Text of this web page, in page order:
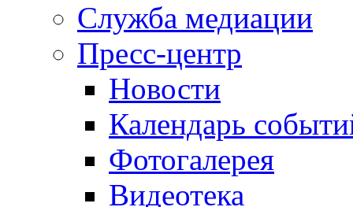
Служба медиации
Пресс-центр
Новости
Календарь
Фотогалерея
Видеотека